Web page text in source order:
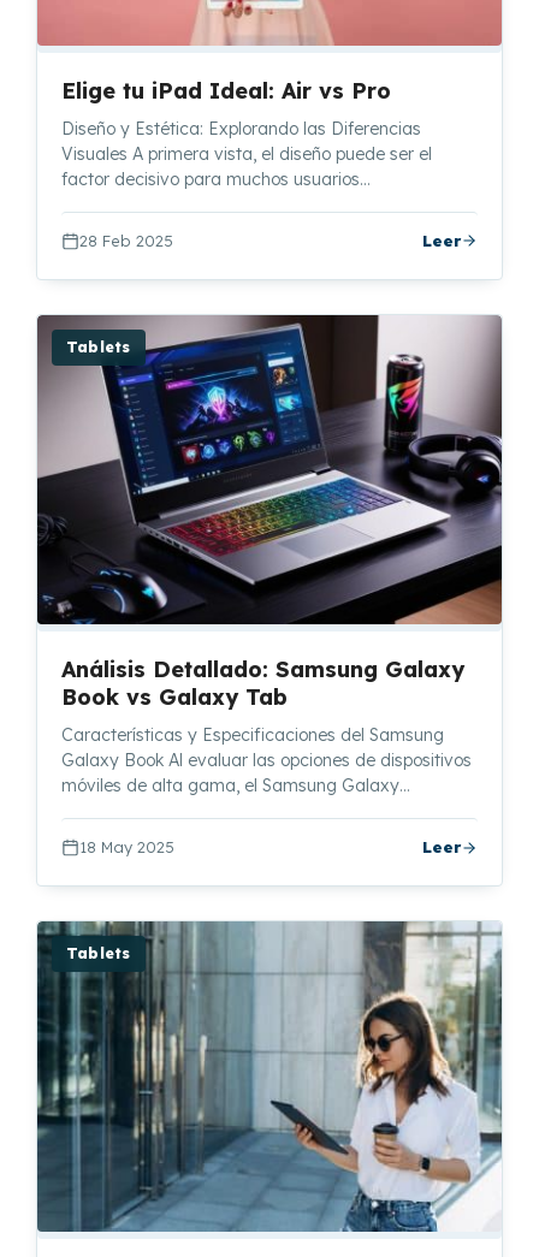
Elige tu iPad Ideal: Air vs Pro
Diseño y Estética: Explorando las Diferencias
Visuales A primera vista, el diseño puede ser el
factor decisivo para muchos usuarios…
28 Feb 2025 Leer
Tablets
Análisis Detallado: Samsung Galaxy
Book vs Galaxy Tab
Características y Especificaciones del Samsung
Galaxy Book Al evaluar las opciones de dispositivos
móviles de alta gama, el Samsung Galaxy…
18 May 2025 Leer
Tablets